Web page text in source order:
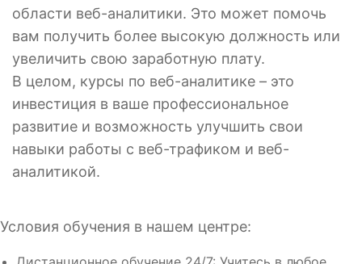
области веб-аналитики. Это может помочь
вам получить более высокую должность или
увеличить свою заработную плату.
В целом, курсы по веб-аналитике – это
инвестиция в ваше профессиональное
развитие и возможность улучшить свои
навыки работы с веб-трафиком и веб-
аналитикой.
Условия обучения в нашем центре: